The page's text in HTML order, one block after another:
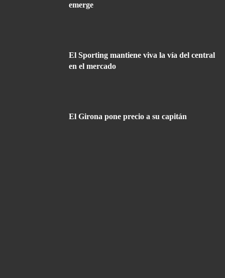
emerge
El Sporting mantiene viva la vía del central
en el mercado
El Girona pone precio a su capitán